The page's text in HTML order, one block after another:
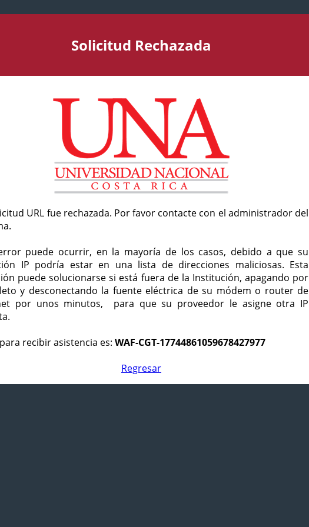
Solicitud Rechazada
URL fue rechazada. Por favor contacte con el administrador del
puede ocurrir, en la mayoría de los casos, debido a que su
IP podría estar en una lista de direcciones maliciosas. Esta
puede solucionarse si está fuera de la Institución, apagando por
y desconectando la fuente eléctrica de su módem o router de
por unos minutos, para que su proveedor le asigne otra IP
recibir asistencia es: WAF-CGT-17744861059678427977
Regresar